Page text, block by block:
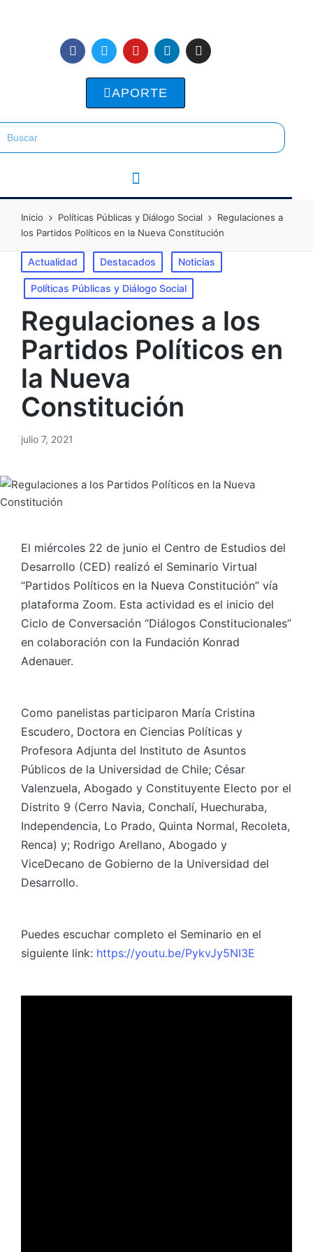
APORTE
Inicio Políticas Públicas y Diálogo Social
Regulaciones a
los Partidos Políticos en la Nueva Constitución
Actualidad Destacados Noticias
Políticas Públicas y Diálogo Social
Regulaciones a los
Partidos Políticos en
la Nueva
Constitución
julio 7, 2021
El miércoles 22 de junio el Centro de Estudios del
Desarrollo (CED) realizó el Seminario Virtual
“Partidos Políticos en la Nueva Constitución” vía
plataforma Zoom. Esta actividad es el inicio del
Ciclo de Conversación “Diálogos Constitucionales”
en colaboración con la Fundación Konrad
Adenauer.
Como panelistas participaron María Cristina
Escudero, Doctora en Ciencias Políticas y
Profesora Adjunta del Instituto de Asuntos
Públicos de la Universidad de Chile; César
Valenzuela, Abogado y Constituyente Electo por el
Distrito 9 (Cerro Navia, Conchalí, Huechuraba,
Independencia, Lo Prado, Quinta Normal, Recoleta,
Renca) y; Rodrigo Arellano, Abogado y
ViceDecano de Gobierno de la Universidad del
Desarrollo.
Puedes escuchar completo el Seminario en el
siguiente link: https://youtu.be/PykvJy5NI3E